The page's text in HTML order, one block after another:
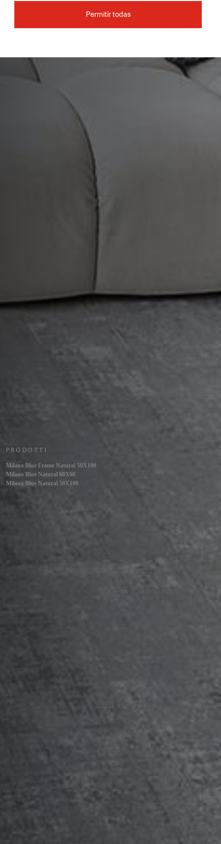
PRODOTTI
Milano Blue Frame Natural 50X100
Milano Blue Natural 60X60
Milano Blue Natural 50X100
Permitir todas